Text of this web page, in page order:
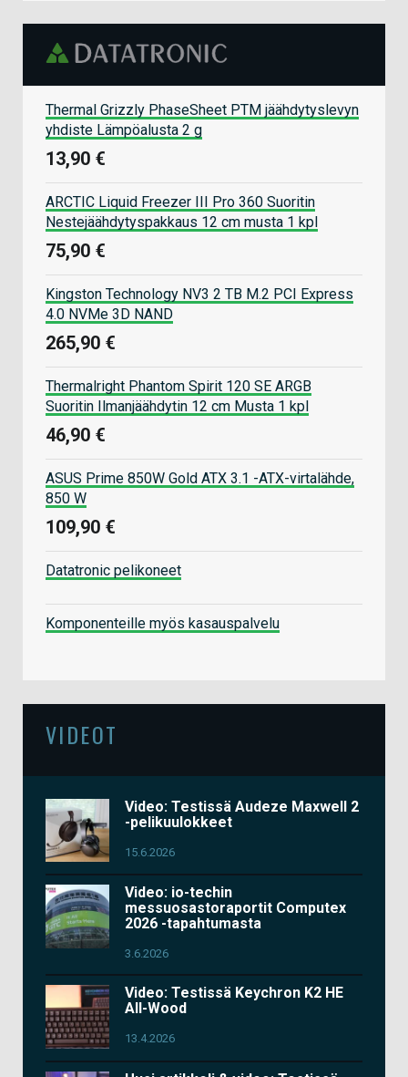
Thermal Grizzly PhaseSheet PTM jäähdytyslevyn
yhdiste Lämpöalusta 2 g
13,90 €
ARCTIC Liquid Freezer III Pro 360 Suoritin
Nestejäähdytyspakkaus 12 cm musta 1 kpl
75,90 €
Kingston Technology NV3 2 TB M.2 PCI Express
4.0 NVMe 3D NAND
265,90 €
Thermalright Phantom Spirit 120 SE ARGB
Suoritin Ilmanjäähdytin 12 cm Musta 1 kpl
46,90 €
ASUS Prime 850W Gold ATX 3.1 -ATX-virtalähde,
850 W
109,90 €
Datatronic pelikoneet
Komponenteille myös kasauspalvelu
VIDEOT
Video: Testissä Audeze Maxwell 2
-pelikuulokkeet
15.6.2026
Video: io-techin
messuosastoraportit Computex
2026 -tapahtumasta
3.6.2026
Video: Testissä Keychron K2 HE
All-Wood
13.4.2026